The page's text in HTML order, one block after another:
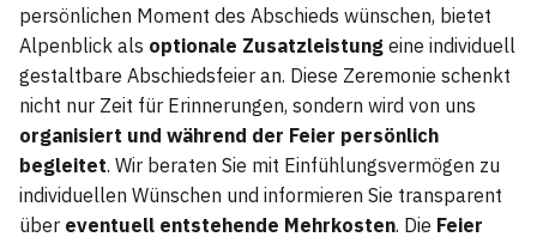
persönlichen Moment des Abschieds wünschen, bietet
Alpenblick als optionale Zusatzleistung eine individuell
gestaltbare Abschiedsfeier an. Diese Zeremonie schenkt
nicht nur Zeit für Erinnerungen, sondern wird von uns
organisiert und während der Feier persönlich
begleitet. Wir beraten Sie mit Einfühlungsvermögen zu
individuellen Wünschen und informieren Sie transparent
über eventuell entstehende Mehrkosten. Die Feier